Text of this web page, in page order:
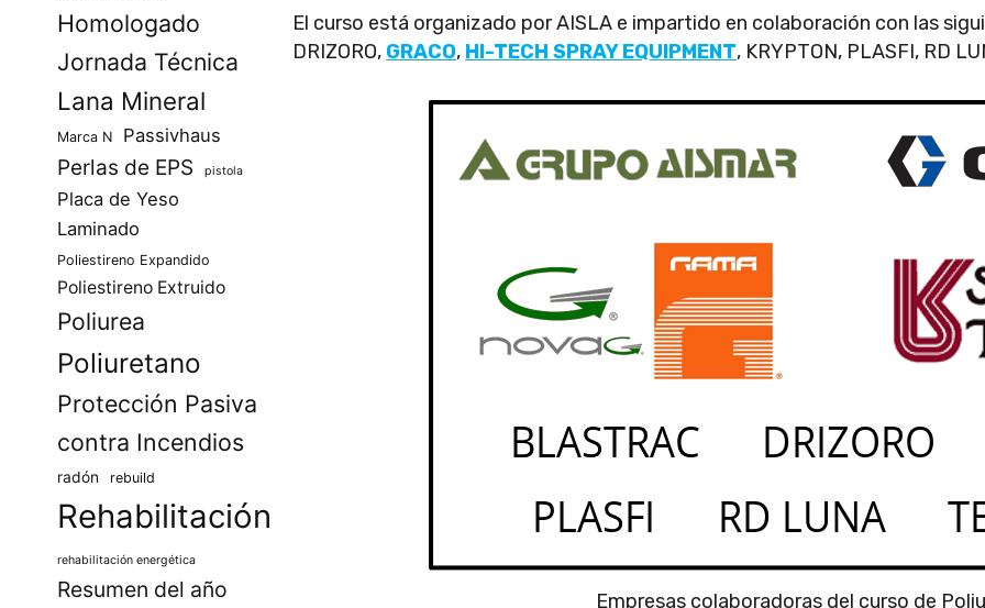
Homologado
Jornada Técnica
Lana Mineral
Marca N Passivhaus
Perlas de EPS pistola
Placa de Yeso
Laminado
Poliestireno Expandido
Poliestireno Extruido
Poliurea
Poliuretano
Protección Pasiva
contra Incendios
radón rebuild
Rehabilitación
rehabilitación energética
Resumen del año
El curso está organizado por AISLA e impartido en colaboración con las
DRIZORO, GRACO, HI-TECH SPRAY EQUIPMENT, KRYPTON, PLASFI, RD
Empresas colaboradoras del curso de